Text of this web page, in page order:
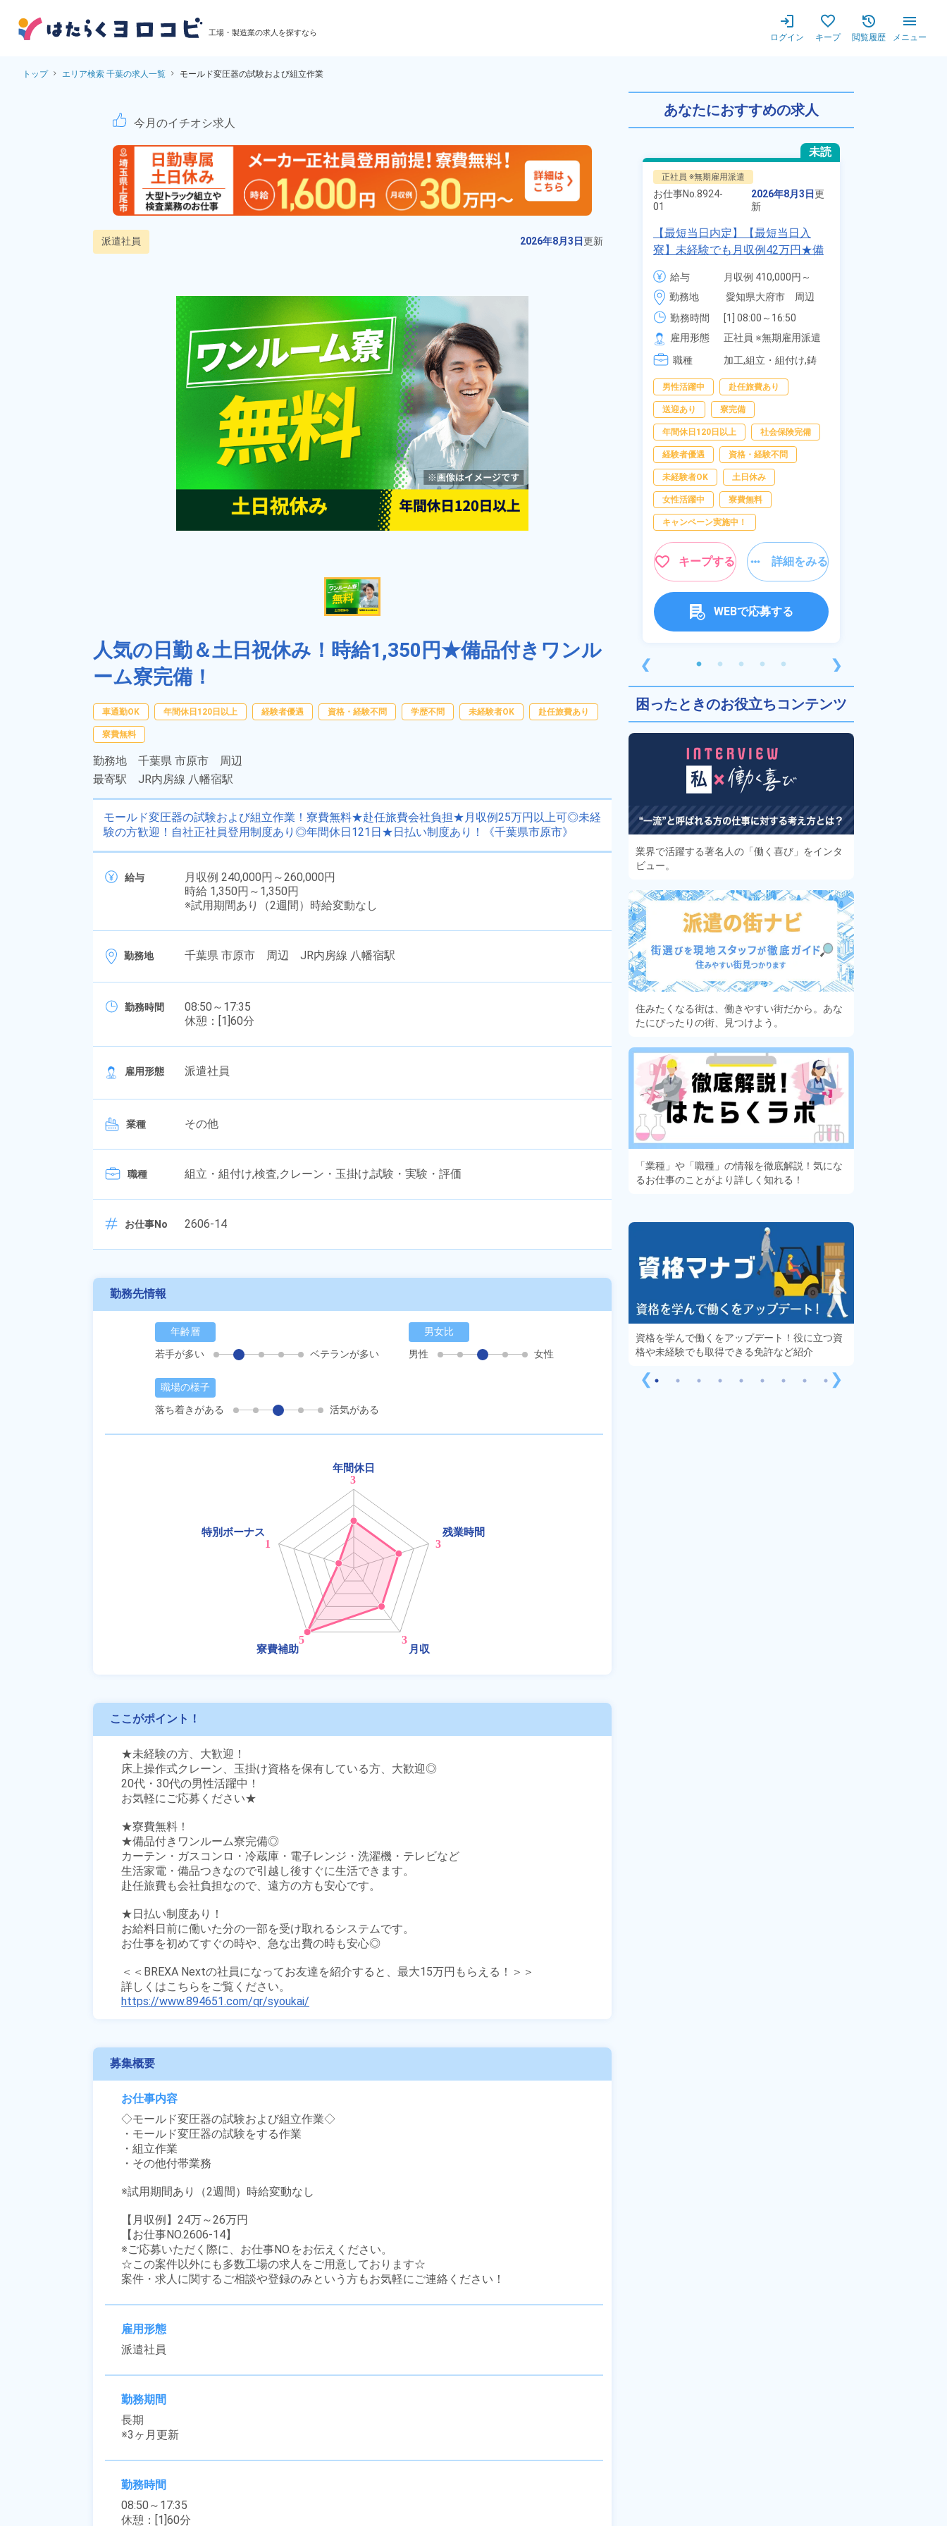
工場・製造業の求人を探すなら ログイン キープ 閲覧履歴 メニュー
トップ エリア検索 千葉の求人一覧 モールド変圧器の試験および組立作業
モールド変圧器の試験および組立作業！寮費無料★赴任旅費会社負担★月収例25
今月のイチオシ求人
派遣社員 2026年8月3日更新
人気の日勤＆土日祝休み！時給1,350円★備品付きワンル
ーム寮完備！
車通勤OK 年間休日120日以上 経験者優遇 資格・経験不問 学歴不問 未経験者OK 赴任旅費あり
寮費無料
勤務地 千葉県 市原市 周辺
最寄駅 JR内房線 八幡宿駅
モールド変圧器の試験および組立作業！寮費無料★赴任旅費会社負担★月収例25万円以上可◎未経
験の方歓迎！自社正社員登用制度あり◎年間休日121日★日払い制度あり！《千葉県市原市》
給与
月収例 240,000円～260,000円
時給 1,350円～1,350円
※試用期間あり（2週間）時給変動なし
勤務地 千葉県 市原市 周辺 JR内房線 八幡宿駅
勤務時間
08:50～17:35
休憩：[1]60分
雇用形態 派遣社員
業種 その他
職種 組立・組付け,検査,クレーン・玉掛け,試験・実験・評価
お仕事No 2606-14
勤務先情報
年齢層
若手が多い
ベテランが多い
男女比
男性
女性
職場の様子
落ち着きがある
活気がある
ここがポイント！
★未経験の方、大歓迎！
床上操作式クレーン、玉掛け資格を保有している方、大歓迎◎
20代・30代の男性活躍中！
お気軽にご応募ください★
★寮費無料！
★備品付きワンルーム寮完備◎
カーテン・ガスコンロ・冷蔵庫・電子レンジ・洗濯機・テレビなど
生活家電・備品つきなので引越し後すぐに生活できます。
赴任旅費も会社負担なので、遠方の方も安心です。
★日払い制度あり！
お給料日前に働いた分の一部を受け取れるシステムです。
お仕事を初めてすぐの時や、急な出費の時も安心◎
＜＜BREXA Nextの社員になってお友達を紹介すると、最大15万円もらえる！＞＞
https://www.894651.com/qr/syoukai/
募集概要
お仕事内容
◇モールド変圧器の試験および組立作業◇
・モールド変圧器の試験をする作業
・組立作業
・その他付帯業務
※試用期間あり（2週間）時給変動なし
【月収例】24万～26万円
【お仕事NO.2606-14】
※ご応募いただく際に、お仕事NO.をお伝えください。
☆この案件以外にも多数工場の求人をご用意しております☆
案件・求人に関するご相談や登録のみという方もお気軽にご連絡ください！
雇用形態
派遣社員
勤務期間
長期
※3ヶ月更新
勤務時間
08:50～17:35
休憩：[1]60分
あなたにおすすめの求人
❮
未読
有料職業紹介 おすすめ
お仕事No.13124-
01
2026年8月3日
自動車部品の製造や検査！未経験
り★社会保険完備◎就業先食堂利
用可★《福井県福井市》
290,000円
210,000円
勤務地
勤務時間
[1] 07:50～17:00
[2] 18:50～04:00
[3] 22:50～08:00
雇用形態
職種
組立・組付け,マシンオ
ペレーター,検査
土日休み 経験者優遇
資格・経験不問 未経験者OK
男性活躍中
社会保険完備
キープする
未読
正社員 ※無期雇用派遣
お仕事No. 8924-
01
2026年8月3日更
新
【最短当日内定】【最短当日入
寮】未経験でも月収例42万円★備
品付き寮完備＆赴任旅費会社負担
◎昇給・業績賞与あり！組立や塗
装など自動車製造の各種作業！
《愛知県大府市》
給与
月収例 410,000円～
430,000円
月給 277,000円～
277,000円
勤務地
愛知県大府市　周辺
勤務時間
[1] 08:00～16:50
[2] 06:25～15:10
[3] 17:05～01:50
雇用形態
正社員 ※無期雇用派遣
職種
加工,組立・組付け,鋳
男性活躍中 赴任旅費あり
送迎あり 寮完備
年間休日120日以上 社会保険完備
経験者優遇 資格・経験不問
未経験者OK 土日休み
女性活躍中 寮費無料
キャンペーン実施中！
キープする 詳細をみる
WEBで応募する
❯
困ったときのお役立ちコンテンツ
業界で活躍する著名人の「働く喜び」をインタ
ビュー。
住みたくなる街は、働きやすい街だから。あな
たにぴったりの街、見つけよう。
「業種」や「職種」の情報を徹底解説！気にな
るお仕事のことがより詳しく知れる！
❮
あるモノに魅了され続け気がつけばマニア
に！？ディープな世界にあなたもきっとハマる
資格を学んで働くをアップデート！役に立つ資
格や未経験でも取得できる免許など紹介
❯